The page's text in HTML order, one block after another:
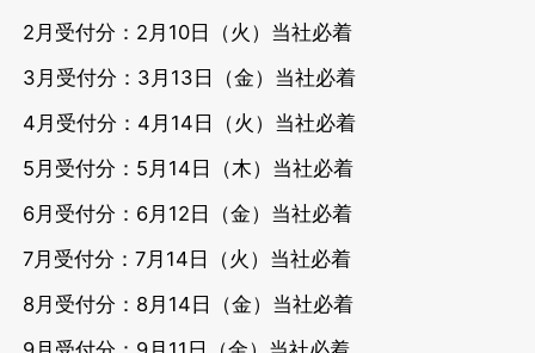
2月受付分：2月10日（火）当社必着
3月受付分：3月13日（金）当社必着
4月受付分：4月14日（火）当社必着
5月受付分：5月14日（木）当社必着
6月受付分：6月12日（金）当社必着
7月受付分：7月14日（火）当社必着
8月受付分：8月14日（金）当社必着